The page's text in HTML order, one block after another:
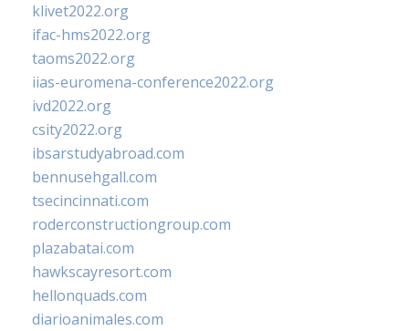
klivet2022.org
ifac-hms2022.org
taoms2022.org
iias-euromena-conference2022.org
ivd2022.org
csity2022.org
ibsarstudyabroad.com
bennusehgall.com
tsecincinnati.com
roderconstructiongroup.com
plazabatai.com
hawkscayresort.com
hellonquads.com
diarioanimales.com